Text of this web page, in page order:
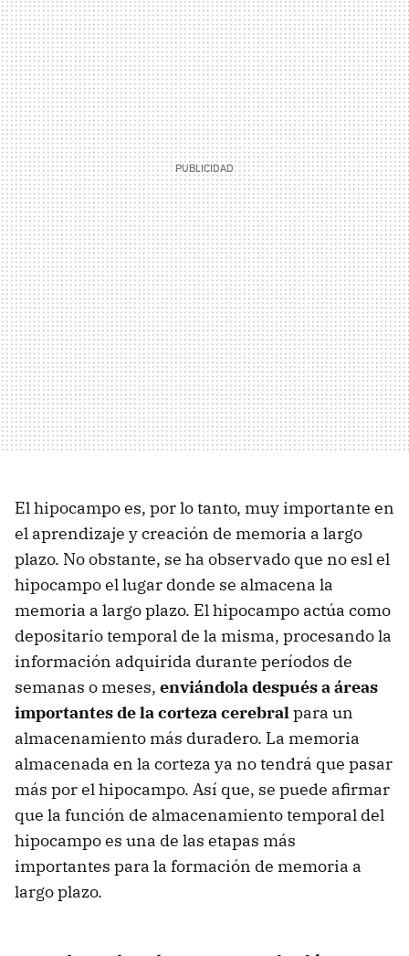
El hipocampo es, por lo tanto, muy importante en
el aprendizaje y creación de memoria a largo
plazo. No obstante, se ha observado que no esl el
hipocampo el lugar donde se almacena la
memoria a largo plazo. El hipocampo actúa como
depositario temporal de la misma, procesando la
información adquirida durante períodos de
semanas o meses, enviándola después a áreas
importantes de la corteza cerebralpara un
almacenamiento más duradero. La memoria
almacenada en la corteza ya no tendrá que pasar
más por el hipocampo. Así que, se puede afirmar
que la función de almacenamiento temporal del
hipocampo es una de las etapas más
importantes para la formación de memoria a
largo plazo.